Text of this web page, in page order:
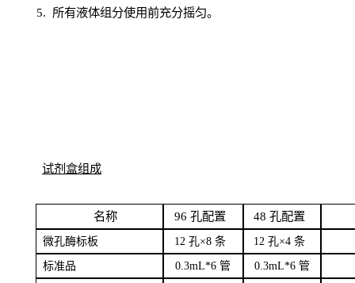
5. 所有液体组分使用前充分摇匀。
试剂盒组成
名称 96 孔配置 48 孔配置
微孔酶标板 12 孔×8 条 12 孔×4 条
标准品 0.3mL*6 管 0.3mL*6 管